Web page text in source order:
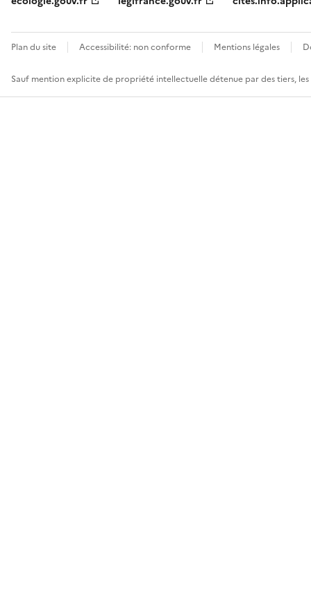
Plan du site Accessibilité: non conforme Mentions légales
Sauf mention explicite de propriété intellectuelle détenue par des tiers,